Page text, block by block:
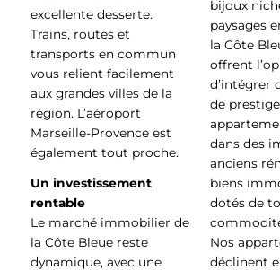
excellente desserte.
Trains, routes et
transports en commun
vous relient facilement
aux grandes villes de la
région. L’aéroport
Marseille-Provence est
également tout proche.
Un investissement
rentable
Le marché immobilier de
la Côte Bleue reste
dynamique, avec une
bijoux
paysages
la Côte
offrent
d’intégrer
de
dans des
anciens
biens
dotés de
Nos
déclinent